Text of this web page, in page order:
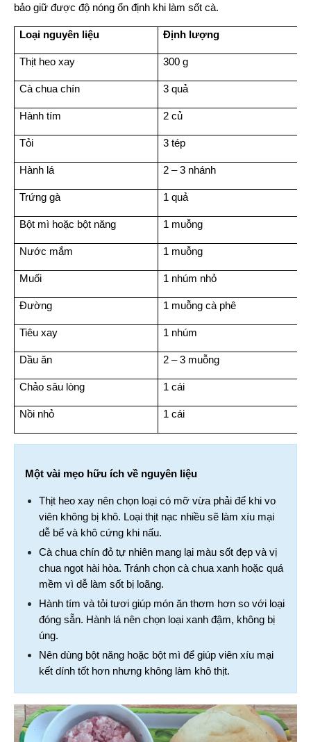
bảo giữ được độ nóng ổn định khi làm sốt cà.
Loại nguyên liệu Định lượng
Thịt heo xay 300 g
Cà chua chín 3 quả
Hành tím 2 củ
Tỏi 3 tép
Hành lá 2 – 3 nhánh
Trứng gà 1 quả
Bột mì hoặc bột năng 1 muỗng
Nước mắm 1 muỗng
Muối 1 nhúm nhỏ
Đường 1 muỗng cà phê
Tiêu xay 1 nhúm
Dầu ăn 2 – 3 muỗng
Chảo sâu lòng 1 cái
Nồi nhỏ 1 cái
Một vài mẹo hữu ích về nguyên liệu
Thịt heo xay nên chọn loại có mỡ vừa phải để khi vo
viên không bị khô. Loại thịt nạc nhiều sẽ làm xíu mại
dễ bể và khô cứng khi nấu.
Cà chua chín đỏ tự nhiên mang lại màu sốt đẹp và vị
chua ngọt hài hòa. Tránh chọn cà chua xanh hoặc quá
mềm vì dễ làm sốt bị loãng.
Hành tím và tỏi tươi giúp món ăn thơm hơn so với loại
đóng sẵn. Hành lá nên chọn loại xanh đậm, không bị
úng.
Nên dùng bột năng hoặc bột mì để giúp viên xíu mại
kết dính tốt hơn nhưng không làm khô thịt.